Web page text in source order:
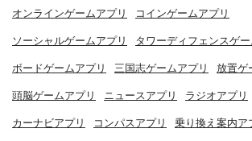
オンラインゲームアプリ コインゲームアプリ
ソーシャルゲームアプリ タワーディフェンスゲー
ボードゲームアプリ 三国志ゲームアプリ 放置ゲ
頭脳ゲームアプリ ニュースアプリ ラジオアプリ
カーナビアプリ コンパスアプリ 乗り換え案内ア